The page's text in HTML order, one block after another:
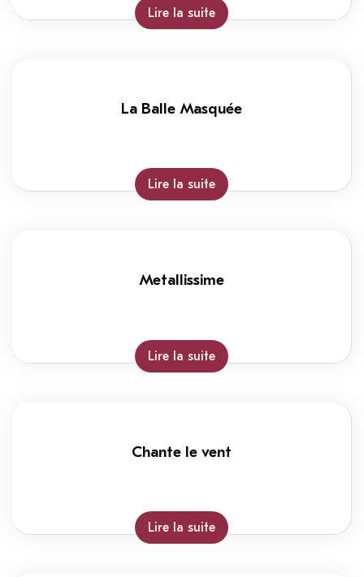
Lire la suite
La Balle Masquée
Lire la suite
Metallissime
Lire la suite
Chante le vent
Lire la suite